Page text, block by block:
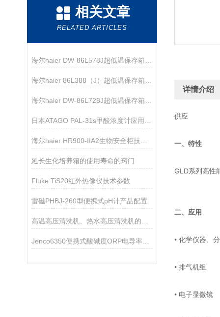
相关文章
RELATED ARTICLES
海尔haier HR900-IIA2生物安全柜技术参数
延长生化培养箱的使用寿命的窍门
Fluke TiS20红外热像仪技术参数
雷磁PHBJ-260型便携式pH计产品配置
详情介绍
供应
一、特性
GLD系列高性
二、应用
• 化学仪器、
• 排气机组
• 电子显微镜